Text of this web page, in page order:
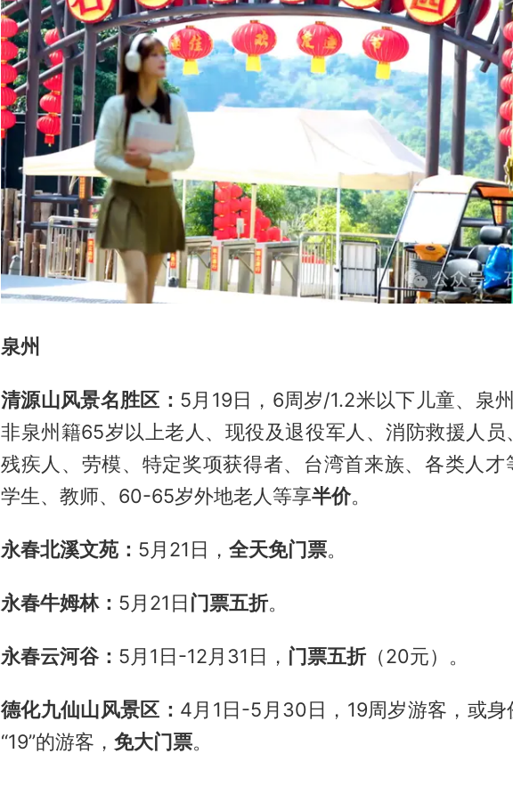
泉州
清源山风景名胜区： 5月19日，6周岁/1.2米以下儿童、泉
非泉州籍65岁以上老人、现役及退役军人、消防救援人员
残疾人、劳模、特定奖项获得者、台湾首来族、各类人才
学生、教师、60-65岁外地老人等享半价。
永春北溪文苑： 5月21日， 全天免门票。
永春牛姆林： 5月21日 门票五折。
永春云河谷： 5月1日-12月31日， 门票五折（20元）。
德化九仙山风景区： 4月1日-5月30日，19周岁游客，或身
“19”的游客， 免大门票。